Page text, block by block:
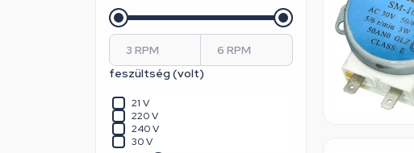
feszültség (volt)
21 V
220 V
240 V
30 V